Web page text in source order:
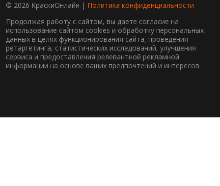
© 2026 КраскиОнлайн | Политика конфиденциальности
Продолжая работу с сайтом, вы даете согласие на
использование сайтом cookies и обработку персональных
данных в целях функционирования сайта, проведения
ретаргетинга, статистических исследований, улучшения
сервиса и предоставления релевантной рекламной
информации на основе ваших предпочтений и интересов.